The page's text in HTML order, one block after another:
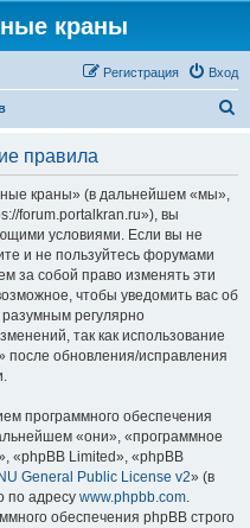
краны
Вход
Регистрация
правила
краны» (в дальнейшем «мы»,
forum.portalkran.ru»), вы
условиями. Если вы не
и не пользуйтесь форумами
за собой право изменять эти
чтобы уведомить вас об
регулярно
так как использование
обновления/исправления
программного обеспечения
«они», «программное
«phpBB Limited», «phpBB
General Public License v2» (в
по адресу www.phpbb.com.
обеспечения phpBB строго